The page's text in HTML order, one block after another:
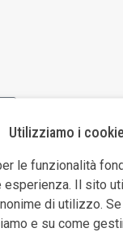
Utilizziamo i cookie
le funzionalità
esperienza. Il sito
di utilizzo.
e su come